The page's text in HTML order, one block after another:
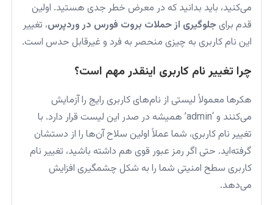
می‌کنید، باید بدانید که در معرض خطر جدی هستید. اولین
قدم برایجلوگیری از حملات بروت فورس در وردپرس، تغییر
این نام کاربری به چیزی منحصر به فرد و غیرقابل حدس است.
چرا تغییر نام کاربری اینقدر مهم است؟
هکرها معمولاً لیستی از نام‌های کاربری رایج را آزمایش
می‌کنند و ‘admin’ همیشه در صدر این لیست قرار دارد. با
تغییر نام کاربری، شما عملاً اولین سلاح آن‌ها را از دستشان
گرفته‌اید. حتی اگر رمز عبور قوی هم داشته باشید، تغییر نام
کاربری سطح امنیتی شما را به شکل چشمگیری افزایش
می‌دهد.